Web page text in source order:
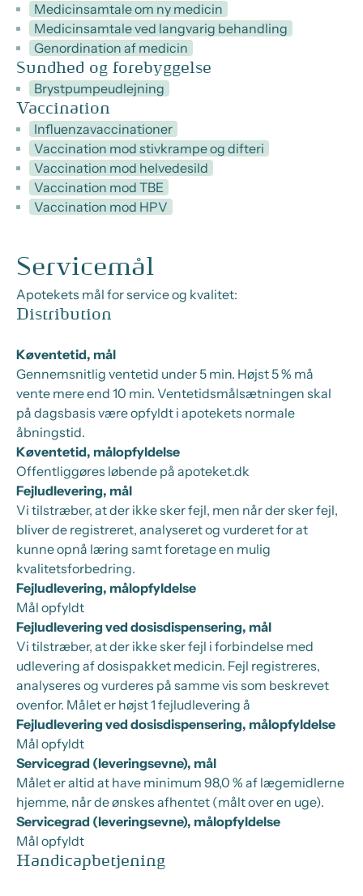
Medicinsamtale om ny medicin
Medicinsamtale ved langvarig behandling
Genordination af medicin
Sundhed og forebyggelse
Brystpumpeudlejning
Vaccination
Influenzavaccinationer
Vaccination mod stivkrampe og difteri
Vaccination mod helvedesild
Vaccination mod TBE
Vaccination mod HPV
Servicemål
Apotekets mål for service og kvalitet:
Distribution
Køventetid, mål
Gennemsnitlig ventetid under 5 min. Højst 5 % må
vente mere end 10 min. Ventetidsmålsætningen skal
på dagsbasis være opfyldt i apotekets normale
åbningstid.
Køventetid, målopfyldelse
Offentliggøres løbende på apoteket.dk
Fejludlevering, mål
Vi tilstræber, at der ikke sker fejl, men når der sker fejl,
bliver de registreret, analyseret og vurderet for at
kunne opnå læring samt foretage en mulig
kvalitetsforbedring.
Fejludlevering, målopfyldelse
Mål opfyldt
Fejludlevering ved dosisdispensering, mål
Vi tilstræber, at der ikke sker fejl i forbindelse med
udlevering af dosispakket medicin. Fejl registreres,
analyseres og vurderes på samme vis som beskrevet
ovenfor. Målet er højst 1 fejludlevering å
Fejludlevering ved dosisdispensering, målopfyldelse
Mål opfyldt
Servicegrad (leveringsevne), mål
Målet er altid at have minimum 98,0 % af lægemidlerne
hjemme, når de ønskes afhentet (målt over en uge).
Servicegrad (leveringsevne), målopfyldelse
Mål opfyldt
Handicapbetjening